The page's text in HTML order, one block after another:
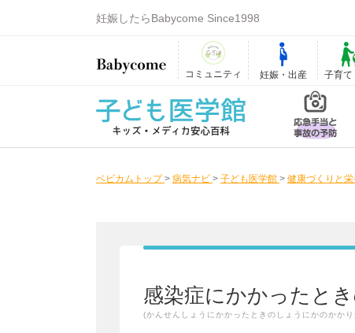
妊娠したらBabycome Since1998
コミュニティ 妊娠・出産 子育て
ベビカムトップ > 病気ナビ > 子ども医学館 > 健康づくりと
感染症にかかったと
(かんせんしょうにかかったときのしょうにかのかか